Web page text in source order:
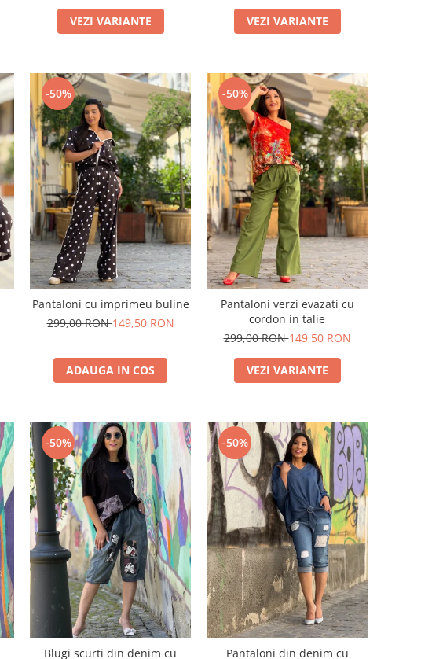
VEZI VARIANTE VEZI VARIANTE
-50%
Pantaloni cu imprimeu buline
299,00 RON149,50 RON
ADAUGA IN COS
-50%
Pantaloni verzi evazati cu
cordon in talie
299,00 RON149,50 RON
VEZI VARIANTE
-50%
Blugi scurti din denim cu
-50%
Pantaloni din denim cu